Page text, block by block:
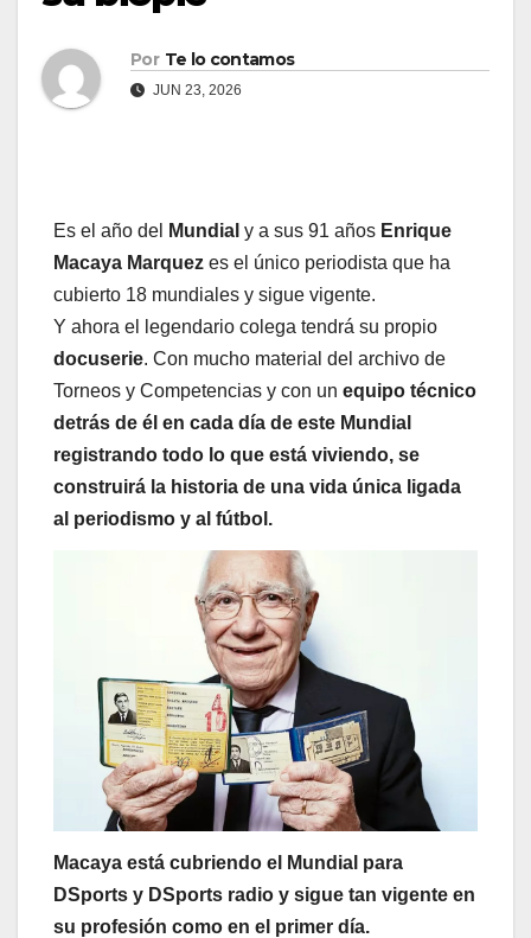
Por Te lo contamos
JUN 23, 2026
Es el año del Mundial y a sus 91 años Enrique
Macaya Marquez es el único periodista que ha
cubierto 18 mundiales y sigue vigente.
Y ahora el legendario colega tendrá su propio
docuserie. Con mucho material del archivo de
Torneos y Competencias y con un equipo técnico
detrás de él en cada día de este Mundial
registrando todo lo que está viviendo, se
construirá la historia de una vida única ligada
al periodismo y al fútbol.
Macaya está cubriendo el Mundial para
DSports y DSports radio y sigue tan vigente en
su profesión como en el primer día.